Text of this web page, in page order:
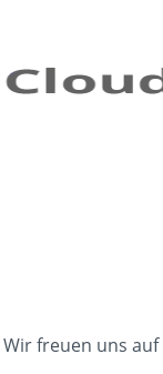
Wir freuen uns